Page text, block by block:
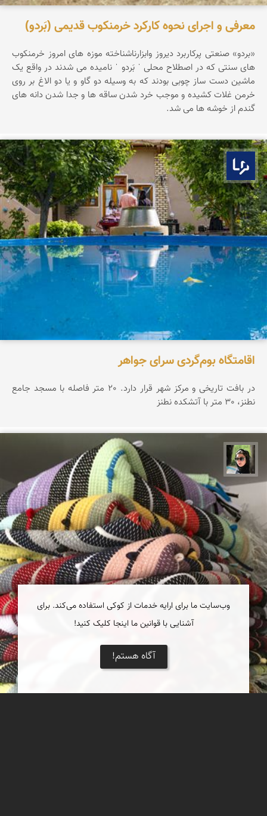
معرفی و اجرای نحوه کارکرد خرمنکوب قدیمی (بَردو)
«بردو» صنعتی پرکاربرد دیروز وابزارناشناخته موزه های امروز خرمنکوب
های سنتی که در اصطلاح محلی ˈ بَردو ˈ نامیده می شدند در واقع یک
ماشین دست ساز چوبی بودند که به وسیله دو گاو و یا دو الاغ بر روی
خرمن غلات کشیده و موجب خرد شدن ساقه ها و جدا شدن دانه های
گندم از خوشه ها می شد.
بوم ما
اقامتگاه بوم‌گردی سرای جواهر
در بافت تاریخی و مرکز شهر قرار دارد. 20 متر فاصله با مسجد جامع
نطنز، 30 متر با آتشکده نطنز
وب‌سایت ما برای ارایه خدمات از کوکی استفاده می‌کند. برای
آشنایی با قوانین ما اینجا کلیک کنید!
آگاه هستم!